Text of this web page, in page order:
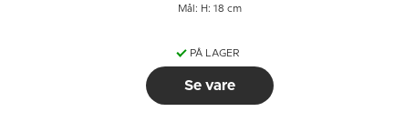
Mål: H: 18 cm
PÅ LAGER
Se vare